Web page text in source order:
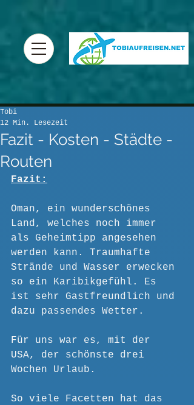
Fazit - Kosten - Städte -
Routen
Tobi
12 Min. Lesezeit
Fazit:
Oman, ein wunderschönes
Land, welches noch immer
als Geheimtipp angesehen
werden kann. Traumhafte
Strände und Wasser erwecken
so ein Karibikgefühl. Es
ist sehr Gastfreundlich und
dazu passendes Wetter.
Für uns war es, mit der
USA, der schönste drei
Wochen Urlaub.
So viele Facetten hat das